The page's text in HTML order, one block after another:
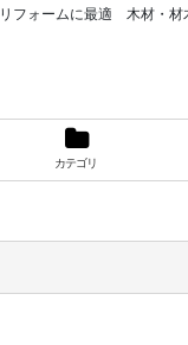
リフォームに最適 木材・材
カテゴリ